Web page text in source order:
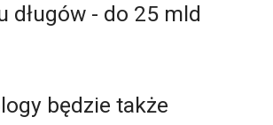
długów - do 25 mld
będzie także